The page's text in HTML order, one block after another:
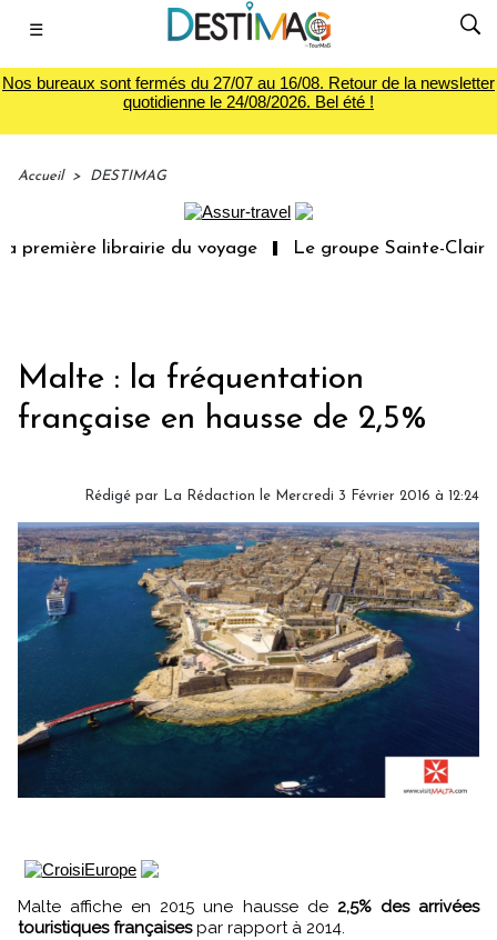
☰
Nos bureaux sont fermés du 27/07 au 16/08. Retour de la newsletter
quotidienne le 24/08/2026. Bel été !
Accueil > DESTIMAG
librairie du voyage Le groupe Sainte-Claire
Malte : la fréquentation
française en hausse de 2,5%
Rédigé par La Rédaction le Mercredi 3 Février 2016 à 12:24
Malte affiche en 2015 une hausse de 2,5% des arrivées
touristiques françaisespar rapport à 2014.